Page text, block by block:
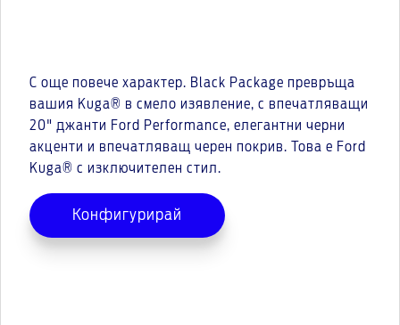
С още повече характер. Black Package превръща
вашия Kuga® в смело изявление, с впечатляващи
20" джанти Ford Performance, елегантни черни
акценти и впечатляващ черен покрив. Това е Ford
Kuga® с изключителен стил.
Конфигурирай